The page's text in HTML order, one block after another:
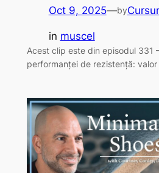
Oct 9, 2025—by
in muscel
Acest clip este din episodul 331
performanței de rezistență: valor